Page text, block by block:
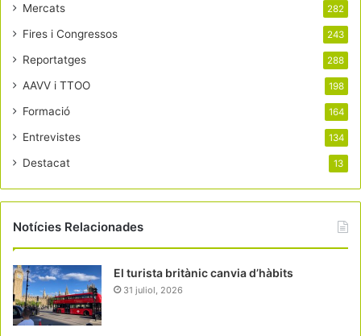
Mercats 282
Fires i Congressos 243
Reportatges 288
AAVV i TTOO 198
Formació 164
Entrevistes 134
Destacat 13
Notícies Relacionades
El turista britànic canvia d’hàbits
31 juliol, 2026